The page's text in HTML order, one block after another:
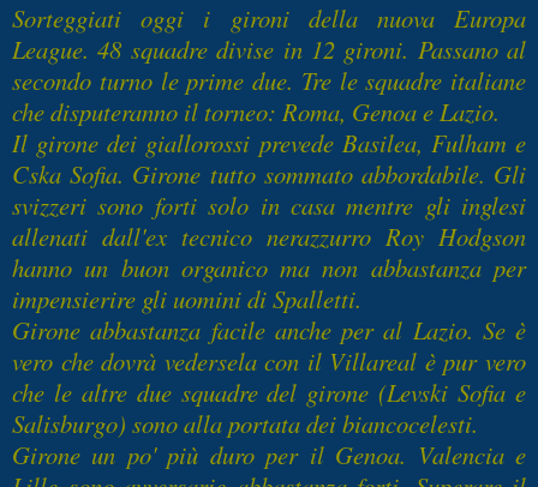
Sorteggiati oggi i gironi della nuova Europa
League. 48 squadre divise in 12 gironi. Passano al
secondo turno le prime due. Tre le squadre italiane
che disputeranno il torneo: Roma, Genoa e Lazio.
Il girone dei giallorossi prevede Basilea, Fulham e
Cska Sofia. Girone tutto sommato abbordabile. Gli
svizzeri sono forti solo in casa mentre gli inglesi
allenati dall'ex tecnico nerazzurro Roy Hodgson
hanno un buon organico ma non abbastanza per
impensierire gli uomini di Spalletti.
Girone abbastanza facile anche per al Lazio. Se è
vero che dovrà vedersela con il Villareal è pur vero
che le altre due squadre del girone (Levski Sofia e
Salisburgo) sono alla portata dei biancocelesti.
Girone un po' più duro per il Genoa. Valencia e